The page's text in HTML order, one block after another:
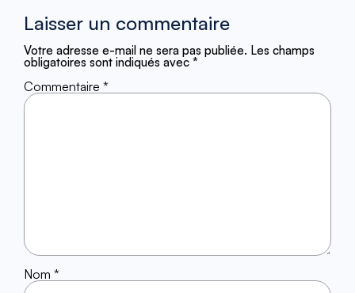
Laisser un commentaire
Votre adresse e-mail ne sera pas publiée. Les champs
obligatoires sont indiqués avec *
Commentaire *
Nom *